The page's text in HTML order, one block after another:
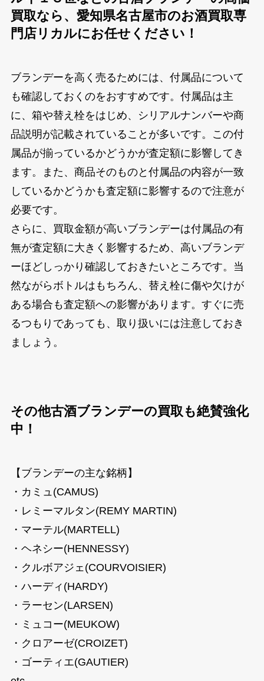
買取なら、愛知県名古屋市のお酒買取専
門店リカルにお任せください！
ブランデーを高く売るためには、付属品について
も確認しておくのをおすすめです。付属品は主
に、箱や替え栓をはじめ、シリアルナンバーや商
品説明が記載されていることが多いです。この付
属品が揃っているかどうかが査定額に影響してき
ます。また、商品そのものと付属品の内容が一致
しているかどうかも査定額に影響するので注意が
必要です。
さらに、買取金額が高いブランデーは付属品の有
無が査定額に大きく影響するため、高いブランデ
ーほどしっかり確認しておきたいところです。当
然ながらボトルはもちろん、替え栓に傷や欠けが
ある場合も査定額への影響があります。すぐに売
るつもりであっても、取り扱いには注意しておき
ましょう。
その他古酒ブランデーの買取も絶賛強化
中！
【ブランデーの主な銘柄】
・カミュ(CAMUS)
・レミーマルタン(REMY MARTIN)
・マーテル(MARTELL)
・ヘネシー(HENNESSY)
・クルボアジェ(COURVOISIER)
・ハーディ(HARDY)
・ラーセン(LARSEN)
・ミュコー(MEUKOW)
・クロアーゼ(CROIZET)
・ゴーティエ(GAUTIER)